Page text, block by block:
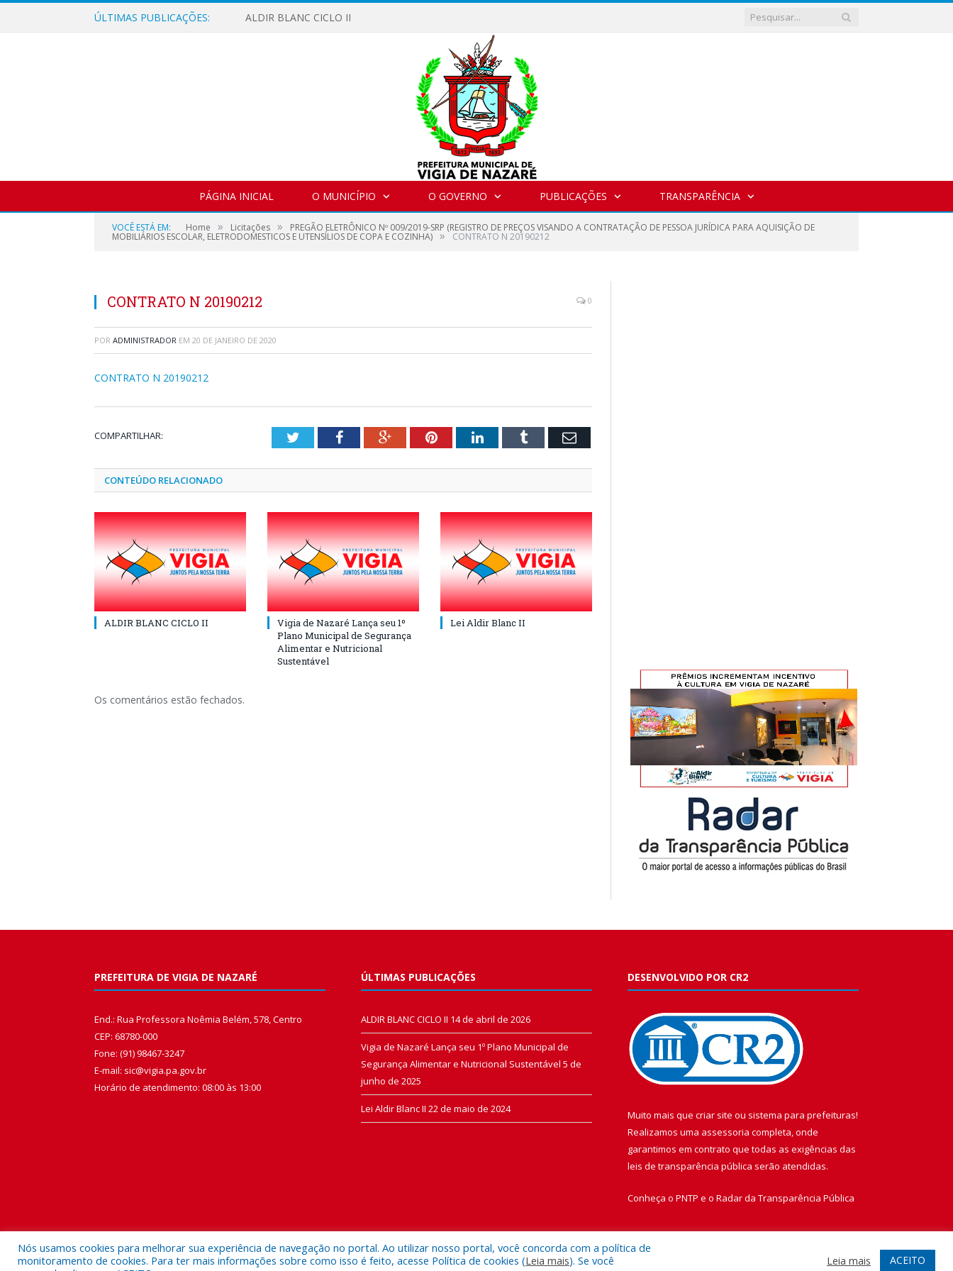
ÚLTIMAS PUBLICAÇÕES: ALDIR BLANC CICLO II
PÁGINA INICIAL O MUNICÍPIO O GOVERNO PUBLICAÇÕES TRANSPARÊNCIA
VOCÊ ESTÁ EM: Home » Licitações » PREGÃO ELETRÔNICO Nº 009/2019-SRP (REGISTRO DE PREÇOS VISANDO A CONTRATAÇÃO DE PESSOA JURÍDICA PARA AQUISIÇÃO DE
MOBILIÁRIOS ESCOLAR, ELETRODOMESTICOS E UTENSÍLIOS DE COPA E COZINHA) » CONTRATO N 20190212
CONTRATO N 20190212 0
POR ADMINISTRADOR EM 20 DE JANEIRO DE 2020
CONTRATO N 20190212
COMPARTILHAR: TwitterFacebookGoogle+PinterestLinkedInTumblr Email
CONTEÚDO RELACIONADO
ALDIR BLANC CICLO II
Vigia de Nazaré Lança seu 1º
Plano Municipal de Segurança
Alimentar e Nutricional
Sustentável
Lei Aldir Blanc II
Os comentários estão fechados.
PREFEITURA DE VIGIA DE NAZARÉ
End.: Rua Professora Noêmia Belém, 578, Centro
CEP: 68780-000
Fone: (91) 98467-3247
E-mail: sic@vigia.pa.gov.br
Horário de atendimento: 08:00 às 13:00
ÚLTIMAS PUBLICAÇÕES
ALDIR BLANC CICLO II 14 de abril de 2026
Vigia de Nazaré Lança seu 1º Plano Municipal de
Segurança Alimentar e Nutricional Sustentável 5 de
junho de 2025
Lei Aldir Blanc II 22 de maio de 2024
DESENVOLVIDO POR CR2
Muito mais que criar site ou sistema para prefeituras!
Realizamos uma assessoria completa, onde
garantimos em contrato que todas as exigências das
leis de transparência pública serão atendidas.
Conheça o PNTP e o Radar da Transparência Pública
Nós usamos cookies para melhorar sua experiência de navegação no portal. Ao utilizar nosso portal, você concorda com a política de
monitoramento de cookies. Para ter mais informações sobre como isso é feito, acesse Política de cookies (Leia mais). Se você
Leia mais ACEITO